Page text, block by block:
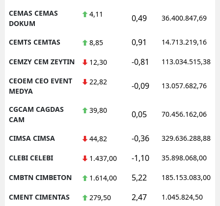
CEMAS CEMAS
DOKUM
4,11 0,49 36.400.847,69
CEMTS CEMTAS 8,85 0,91 14.713.219,16
CEMZY CEM ZEYTIN 12,30 -0,81 113.034.515,38
CEOEM CEO EVENT
MEDYA
22,82 -0,09 13.057.682,76
CGCAM CAGDAS
CAM
39,80 0,05 70.456.162,06
CIMSA CIMSA 44,82 -0,36 329.636.288,88
CLEBI CELEBI 1.437,00 -1,10 35.898.068,00
CMBTN CIMBETON 1.614,00 5,22 185.153.083,00
CMENT CIMENTAS 279,50 2,47 1.045.824,50